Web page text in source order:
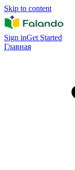
Skip to content
Sign inGet Started
Главная